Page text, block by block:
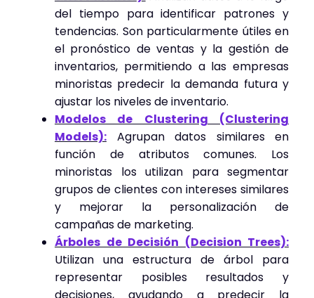
del tiempo para identificar patrones y
tendencias. Son particularmente útiles en
el pronóstico de ventas y la gestión de
inventarios, permitiendo a las empresas
minoristas predecir la demanda futura y
ajustar los niveles de inventario.
Modelos de Clustering (Clustering
Models): Agrupan datos similares en
función de atributos comunes. Los
minoristas los utilizan para segmentar
grupos de clientes con intereses similares
y mejorar la personalización de
campañas de marketing.
Árboles de Decisión (Decision Trees):
Utilizan una estructura de árbol para
representar posibles resultados y